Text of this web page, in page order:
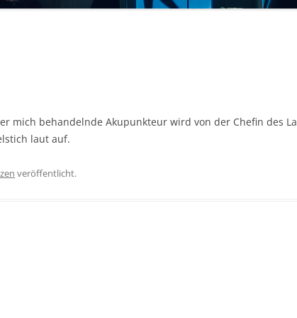
mich behandelnde Akupunkteur wird von der Chefin des
laut auf.
veröffentlicht.